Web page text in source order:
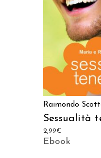
Raimondo
Sessualità
2,99€
Ebook